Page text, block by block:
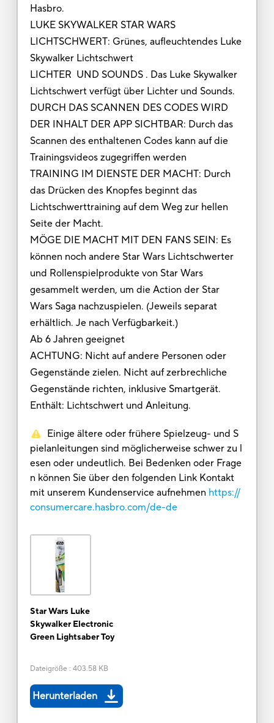
Hasbro.
LUKE SKYWALKER STAR WARS
LICHTSCHWERT: Grünes, aufleuchtendes Luke
Skywalker Lichtschwert
LICHTER UND SOUNDS . Das Luke Skywalker
Lichtschwert verfügt über Lichter und Sounds.
DURCH DAS SCANNEN DES CODES WIRD
DER INHALT DER APP SICHTBAR: Durch das
Scannen des enthaltenen Codes kann auf die
Trainingsvideos zugegriffen werden
TRAINING IM DIENSTE DER MACHT: Durch
das Drücken des Knopfes beginnt das
Lichtschwerttraining auf dem Weg zur hellen
Seite der Macht.
MÖGE DIE MACHT MIT DEN FANS SEIN: Es
können noch andere Star Wars Lichtschwerter
und Rollenspielprodukte von Star Wars
gesammelt werden, um die Action der Star
Wars Saga nachzuspielen. (Jeweils separat
erhältlich. Je nach Verfügbarkeit.)
Ab 6 Jahren geeignet
ACHTUNG: Nicht auf andere Personen oder
Gegenstände zielen. Nicht auf zerbrechliche
Gegenstände richten, inklusive Smartgerät.
Enthält: Lichtschwert und Anleitung.
Einige ältere oder frühere Spielzeug- und S
pielanleitungen sind möglicherweise schwer zu l
esen oder undeutlich. Bei Bedenken oder Frage
n können Sie über den folgenden Link Kontakt
mit unserem Kundenservice aufnehmen https://
consumercare.hasbro.com/de-de
Star Wars Luke
Skywalker Electronic
Green Lightsaber Toy
Dateigröße : 403.58 KB
Herunterladen